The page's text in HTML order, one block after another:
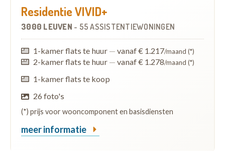
Residentie VIVID+
3000 LEUVEN - 55 ASSISTENTIEWONINGEN
1-kamer flats te huur — vanaf € 1.217/maand (*)
2-kamer flats te huur — vanaf € 1.278/maand (*)
1-kamer flats te koop
26 foto's
(*) prijs voor wooncomponent en basisdiensten
meer informatie